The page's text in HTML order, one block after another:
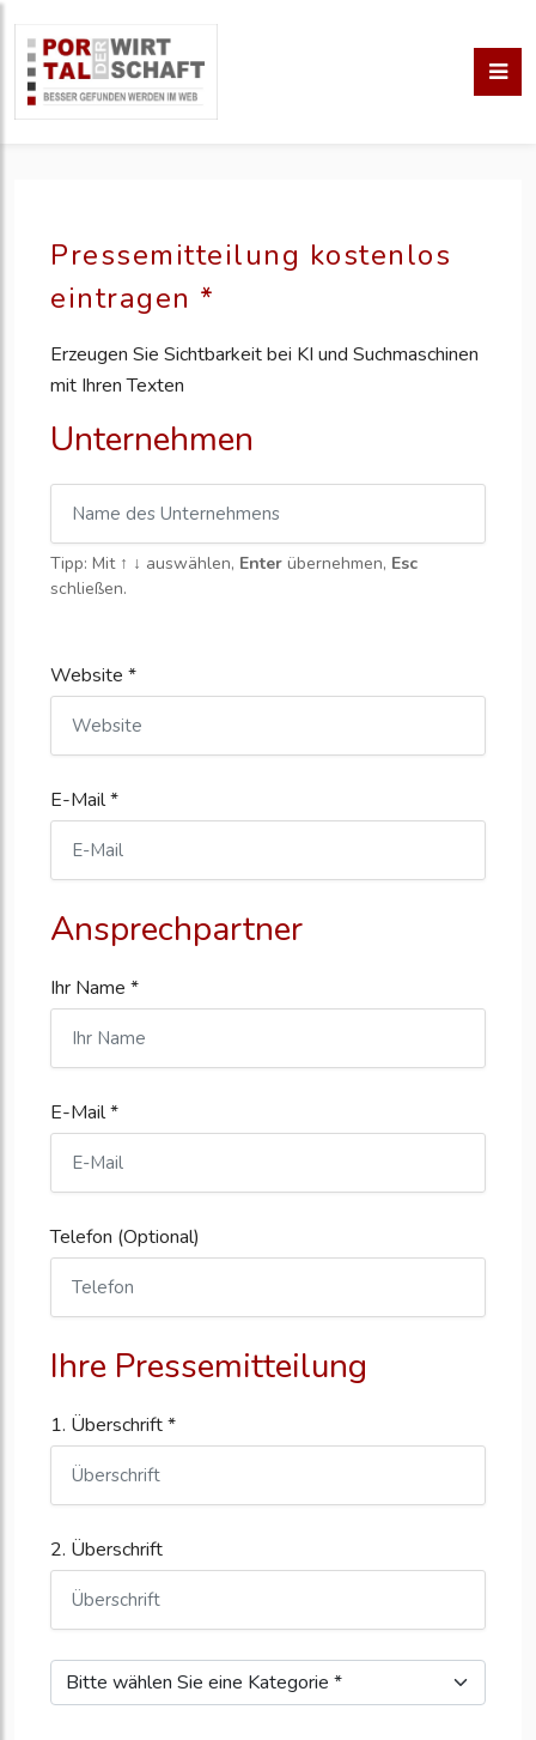
Pressemitteilung kostenlos
eintragen *
Erzeugen Sie Sichtbarkeit bei KI und Suchmaschinen
mit Ihren Texten
Unternehmen
Tipp: Mit ↑ ↓ auswählen, Enter übernehmen, Esc
schließen.
Website *
E-Mail *
Ansprechpartner
Ihr Name *
E-Mail *
Telefon (Optional)
Ihre Pressemitteilung
1. Überschrift *
2. Überschrift